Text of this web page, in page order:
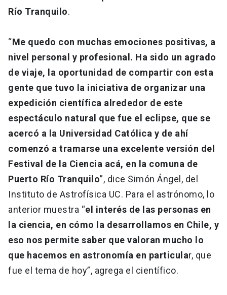
Río Tranquilo.
“Me quedo con muchas emociones positivas, a
nivel personal y profesional. Ha sido un agrado
de viaje, la oportunidad de compartir con esta
gente que tuvo la iniciativa de organizar una
expedición científica alrededor de este
espectáculo natural que fue el eclipse, que se
acercó a la Universidad Católica y de ahí
comenzó a tramarse una excelente versión del
Festival de la Ciencia acá, en la comuna de
Puerto Río Tranquilo”, dice Simón Ángel, del
Instituto de Astrofísica UC. Para el astrónomo, lo
anterior muestra “el interés de las personas en
la ciencia, en cómo la desarrollamos en Chile, y
eso nos permite saber que valoran mucho lo
que hacemos en astronomía en particular, que
fue el tema de hoy”, agrega el científico.